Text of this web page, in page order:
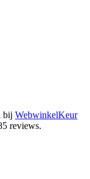
bij WebwinkelKeur
reviews.